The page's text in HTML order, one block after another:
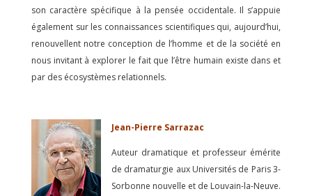
son caractère spécifique à la pensée occidentale. Il s’appuie
également sur les connaissances scientifiques qui, aujourd’hui,
renouvellent notre conception de l’homme et de la société en
nous invitant à explorer le fait que l’être humain existe dans et
par des écosystèmes relationnels.
Jean-Pierre Sarrazac
Auteur dramatique et professeur émérite
de dramaturgie aux Universités de Paris 3-
Sorbonne nouvelle et de Louvain-la-Neuve.